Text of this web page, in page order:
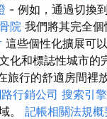
- 例如，通過切換
院 我們將其完全
這些個性化擴展可
化和標誌性城市
旅行的舒適房間裡
行銷公司 搜索引擎
。 記帳相關法規概